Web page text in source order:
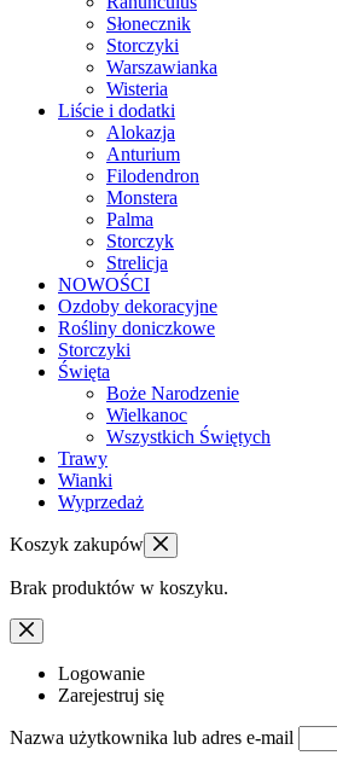
Słonecznik
Storczyki
Warszawianka
Wisteria
Liście i dodatki
Alokazja
Anturium
Filodendron
Monstera
Palma
Storczyk
Strelicja
NOWOŚCI
Ozdoby dekoracyjne
Rośliny doniczkowe
Storczyki
Święta
Boże Narodzenie
Wielkanoc
Wszystkich Świętych
Trawy
Wianki
Wyprzedaż
Koszyk zakupów
Brak produktów w koszyku.
Logowanie
Zarejestruj się
Nazwa użytkownika lub adres e-mail